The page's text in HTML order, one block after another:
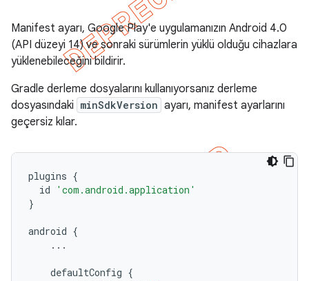
Manifest ayarı, Google Play'e uygulamanızın Android 4.0
(API düzeyi 14) ve sonraki sürümlerin yüklü olduğu cihazlara
yüklenebileceğini bildirir.
Gradle derleme dosyalarını kullanıyorsanız derleme
dosyasındaki minSdkVersion ayarı, manifest ayarlarını
geçersiz kılar.
plugins {
id
'com.android.application'
}
android {
...
defaultConfig {